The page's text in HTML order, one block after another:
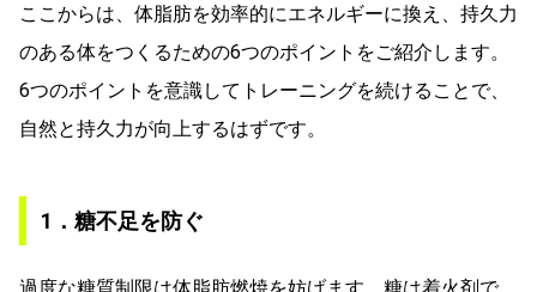
ここからは、体脂肪を効率的にエネルギーに換え、持久力
のある体をつくるための6つのポイントをご紹介します。
6つのポイントを意識してトレーニングを続けることで、
自然と持久力が向上するはずです。
1．糖不足を防ぐ